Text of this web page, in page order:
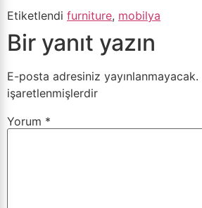
Etiketlendi furniture, mobilya
Bir yanıt yazın
E-posta adresiniz yayınlanmayacak.
işaretlenmişlerdir
Yorum *